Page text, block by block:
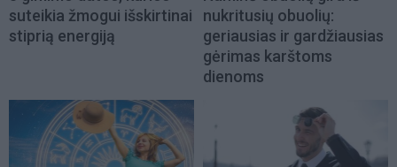
suteikia žmogui išskirtinai
stiprią energiją
nukritusių obuolių:
geriausias ir gardžiausias
gėrimas karštoms
dienoms